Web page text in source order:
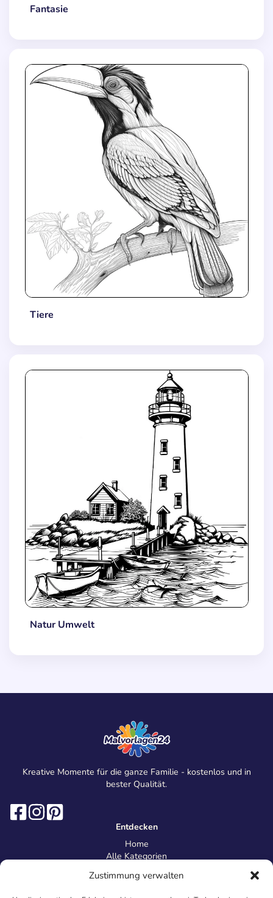
Zustimmung verwalten
Fantasie
Tiere
Natur Umwelt
Kreative Momente für die ganze Familie - kostenlos und in
bester Qualität.
Entdecken
Home
Alle Kategorien
Information